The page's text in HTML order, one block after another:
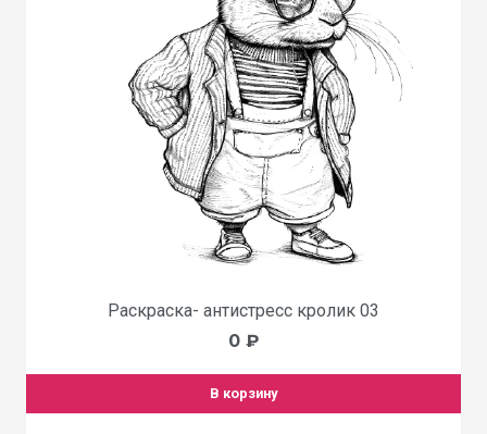
Раскраска- антистресс кролик 03
0 ₽
В корзину